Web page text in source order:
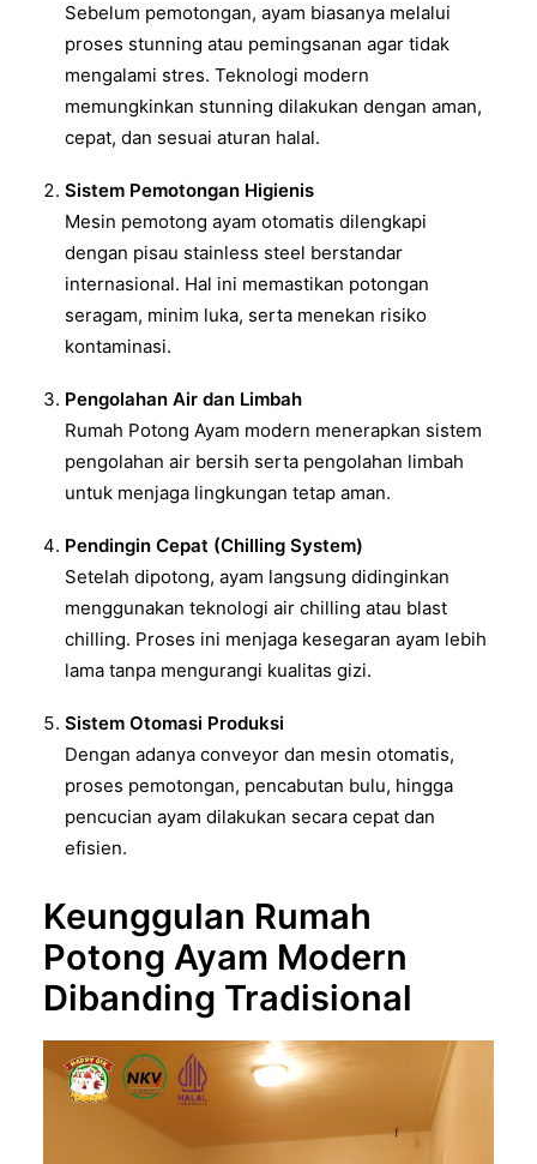
Sebelum pemotongan, ayam biasanya melalui
proses stunning atau pemingsanan agar tidak
mengalami stres. Teknologi modern
memungkinkan stunning dilakukan dengan aman,
cepat, dan sesuai aturan halal.
Sistem Pemotongan Higienis
Mesin pemotong ayam otomatis dilengkapi
dengan pisau stainless steel berstandar
internasional. Hal ini memastikan potongan
seragam, minim luka, serta menekan risiko
kontaminasi.
Pengolahan Air dan Limbah
Rumah Potong Ayam modern menerapkan sistem
pengolahan air bersih serta pengolahan limbah
untuk menjaga lingkungan tetap aman.
Pendingin Cepat (Chilling System)
Setelah dipotong, ayam langsung didinginkan
menggunakan teknologi air chilling atau blast
chilling. Proses ini menjaga kesegaran ayam lebih
lama tanpa mengurangi kualitas gizi.
Sistem Otomasi Produksi
Dengan adanya conveyor dan mesin otomatis,
proses pemotongan, pencabutan bulu, hingga
pencucian ayam dilakukan secara cepat dan
efisien.
Keunggulan Rumah
Potong Ayam Modern
Dibanding Tradisional